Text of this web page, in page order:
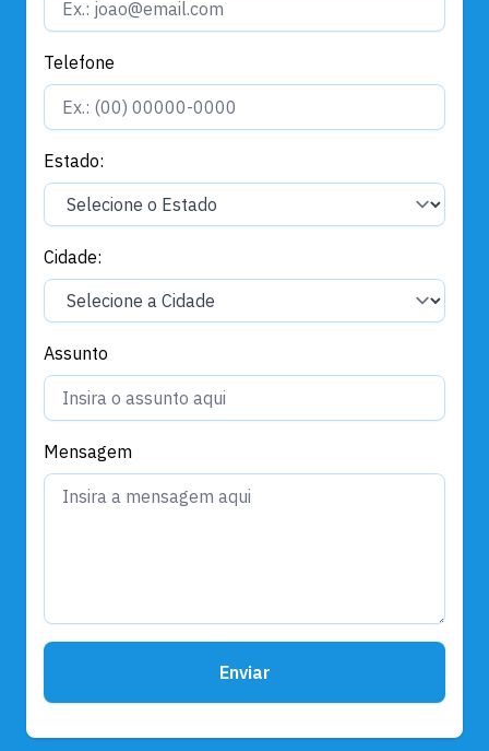
Telefone
Estado:
Cidade:
Assunto
Mensagem
Enviar